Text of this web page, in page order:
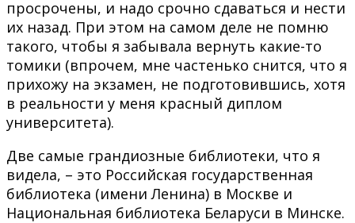
просрочены, и надо срочно сдаваться и нести
их назад. При этом на самом деле не помню
такого, чтобы я забывала вернуть какие-то
томики (впрочем, мне частенько снится, что я
прихожу на экзамен, не подготовившись, хотя
в реальности у меня красный диплом
университета).
Две самые грандиозные библиотеки, что я
видела, – это Российская государственная
библиотека (имени Ленина) в Москве и
Национальная библиотека Беларуси в Минске.